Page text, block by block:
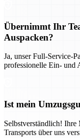
Übernimmt Ihr
Auspacken?
Ja, unser Full-Service-
professionelle Ein- und
Ist mein
Selbstverständlich! Ihre
Transports über uns